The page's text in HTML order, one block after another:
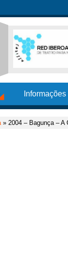
» 2004 – Bagunça – A